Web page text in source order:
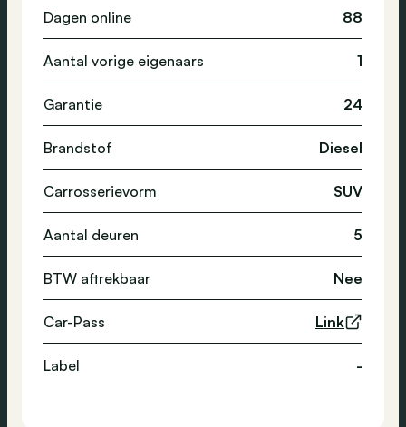
Dagen online 88
Aantal vorige eigenaars 1
Garantie 24
Brandstof Diesel
Carrosserievorm SUV
Aantal deuren 5
BTW aftrekbaar Nee
Car-Pass Link
Label -